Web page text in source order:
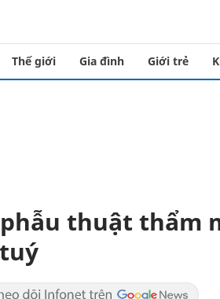
Thế giới Gia đình Giới trẻ
thuật thẩm